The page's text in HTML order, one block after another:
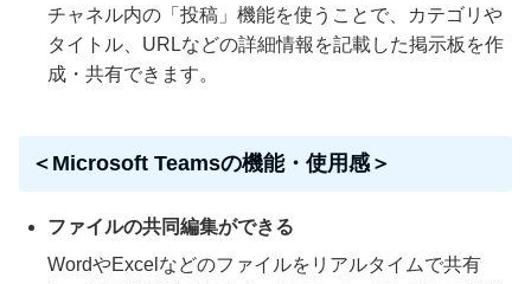
チャネル内の「投稿」機能を使うことで、カテゴリや
タイトル、URLなどの詳細情報を記載した掲示板を作
成・共有できます。
＜Microsoft Teamsの機能・使用感＞
ファイルの共同編集ができる
WordやExcelなどのファイルをリアルタイムで共有